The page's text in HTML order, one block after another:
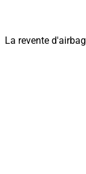
La revente